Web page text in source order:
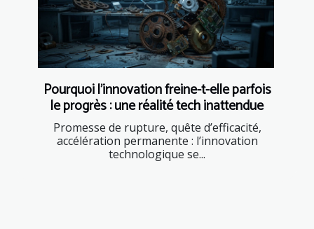
Pourquoi l’innovation freine-t-elle parfois
le progrès : une réalité tech inattendue
Promesse de rupture, quête d’efficacité,
accélération permanente : l’innovation
technologique se...